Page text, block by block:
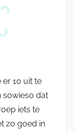
er 10 uit te
sowieso dat
iets te
zo goed in